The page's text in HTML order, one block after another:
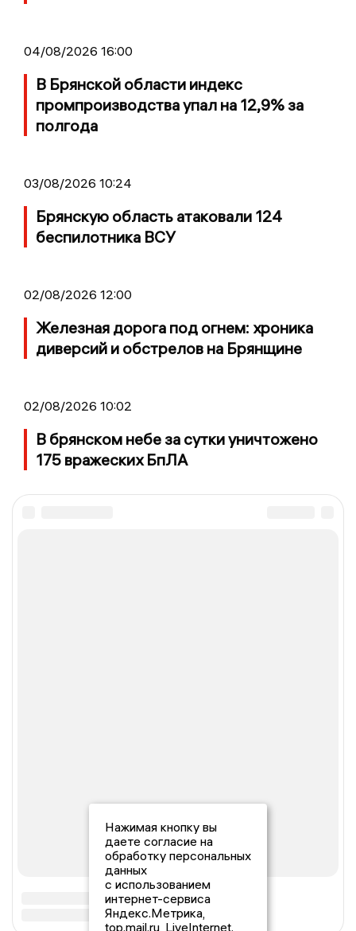
04/08/2026 16:00
В Брянской области индекс
промпроизводства упал на 12,9% за
полгода
03/08/2026 10:24
Брянскую область атаковали 124
беспилотника ВСУ
02/08/2026 12:00
Железная дорога под огнем: хроника
диверсий и обстрелов на Брянщине
02/08/2026 10:02
В брянском небе за сутки уничтожено
175 вражеских БпЛА
Нажимая кнопку вы
даете согласие на
обработку персональных
данных
с использованием
интернет-сервиса
Яндекс.Метрика,
top.mail.ru, LiveInternet.